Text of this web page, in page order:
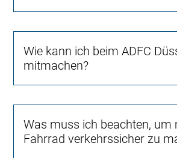
Wie kann ich beim ADFC
mitmachen?
Was muss ich beachten, um
Fahrrad verkehrssicher zu